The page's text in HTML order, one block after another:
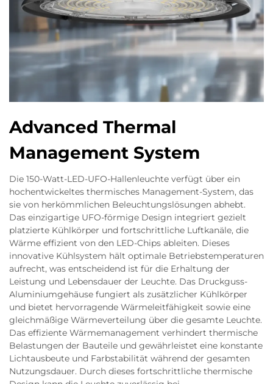
Advanced Thermal
Management System
Die 150-Watt-LED-UFO-Hallenleuchte verfügt über ein
hochentwickeltes thermisches Management-System, das
sie von herkömmlichen Beleuchtungslösungen abhebt.
Das einzigartige UFO-förmige Design integriert gezielt
platzierte Kühlkörper und fortschrittliche Luftkanäle, die
Wärme effizient von den LED-Chips ableiten. Dieses
innovative Kühlsystem hält optimale Betriebstemperaturen
aufrecht, was entscheidend ist für die Erhaltung der
Leistung und Lebensdauer der Leuchte. Das Druckguss-
Aluminiumgehäuse fungiert als zusätzlicher Kühlkörper
und bietet hervorragende Wärmeleitfähigkeit sowie eine
gleichmäßige Wärmeverteilung über die gesamte Leuchte.
Das effiziente Wärmemanagement verhindert thermische
Belastungen der Bauteile und gewährleistet eine konstante
Lichtausbeute und Farbstabilität während der gesamten
Nutzungsdauer. Durch dieses fortschrittliche thermische